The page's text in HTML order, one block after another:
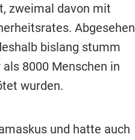
zweimal davon mit
Abgesehen
bislang stumm
8000 Menschen in
wurden.
und hatte auch